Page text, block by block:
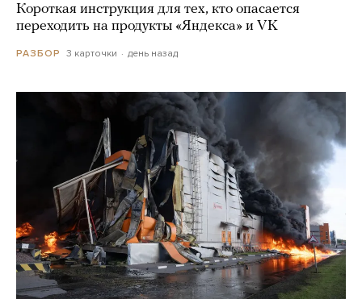
Короткая инструкция для тех, кто опасается
переходить на продукты «Яндекса» и VK
РАЗБОР 3 карточки день назад